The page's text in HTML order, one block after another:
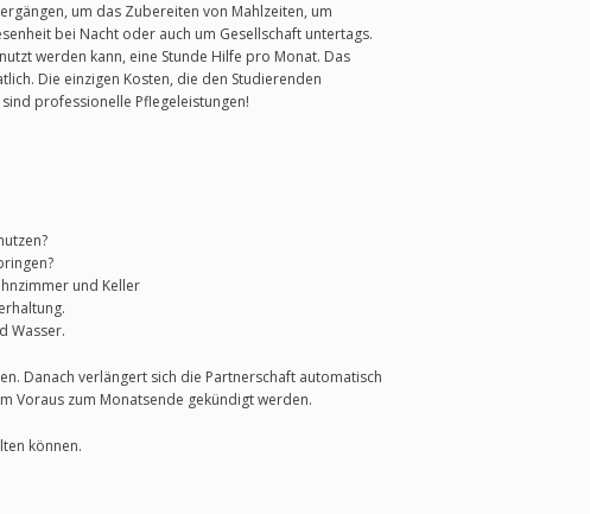
um das Zubereiten von Mahlzeiten, um
bei Nacht oder auch um Gesellschaft untertags.
werden kann, eine Stunde Hilfe pro Monat. Das
Die einzigen Kosten, die den Studierenden
professionelle Pflegeleistungen!
und Keller
Wasser.
Danach verlängert sich die Partnerschaft automatisch
Voraus zum Monatsende gekündigt werden.
können.